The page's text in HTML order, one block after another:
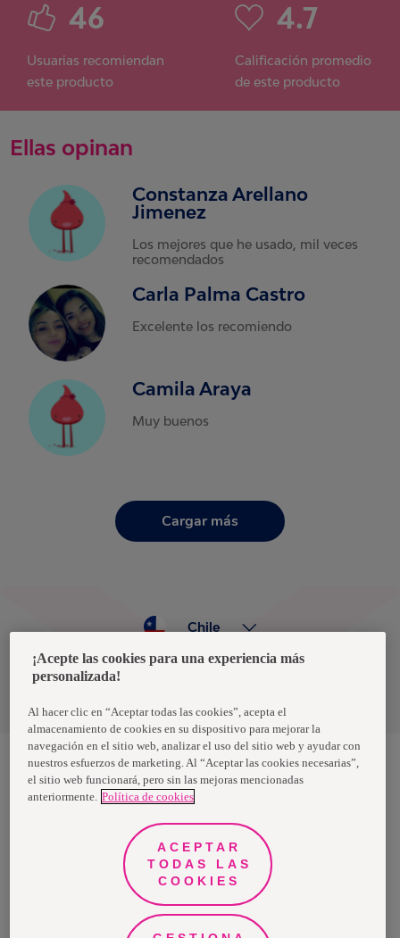
46
Usuarias recomiendan
este producto
4.7
Calificación promedio
de este producto
Ellas opinan
Constanza Arellano
Jimenez
Los mejores que he usado, mil veces
recomendados
Carla Palma Castro
Excelente los recomiendo
Camila Araya
Muy buenos
Cargar más
Política de privacidad de datos
Chile
Nosotras, una marca de Essity - una compañía global líder en
higiene y salud. Cada día, mil millones de personas, en todo el
propósito es romper barreras por el bienestar en beneficio de
consumidores, pacientes, cuidadores, clientes y la sociedad en
general. Vendemos en aproximadamente 150 países bajo las
principales marcas globales TENA y Tork, así como otras marcas
como Actimove, Cutimed, JOBST, Knix, Leukoplast, Libero, Libresse,
Lotus, Modibodi, Nosotras, Saba, Tempo, TOM Organic y Zewa. En
2024, Essity tuvo ventas de aproximadamente 13 mil millones de
euros y empleó a 36,000 personas. La sede de la compañía está
ubicada en Estocolmo, Suecia, y Essity cotiza en Nasdaq Estocolmo.
¡Acepte las cookies para una experiencia más
personalizada!
Al hacer clic en “Aceptar todas las cookies”, acepta el
almacenamiento de cookies en su dispositivo para mejorar la
navegación en el sitio web, analizar el uso del sitio web y ayudar con
nuestros esfuerzos de marketing. Al “Aceptar las cookies necesarias”,
el sitio web funcionará, pero sin las mejoras mencionadas
anteriormente. Política de cookies
ACEPTAR
TODAS LAS
COOKIES